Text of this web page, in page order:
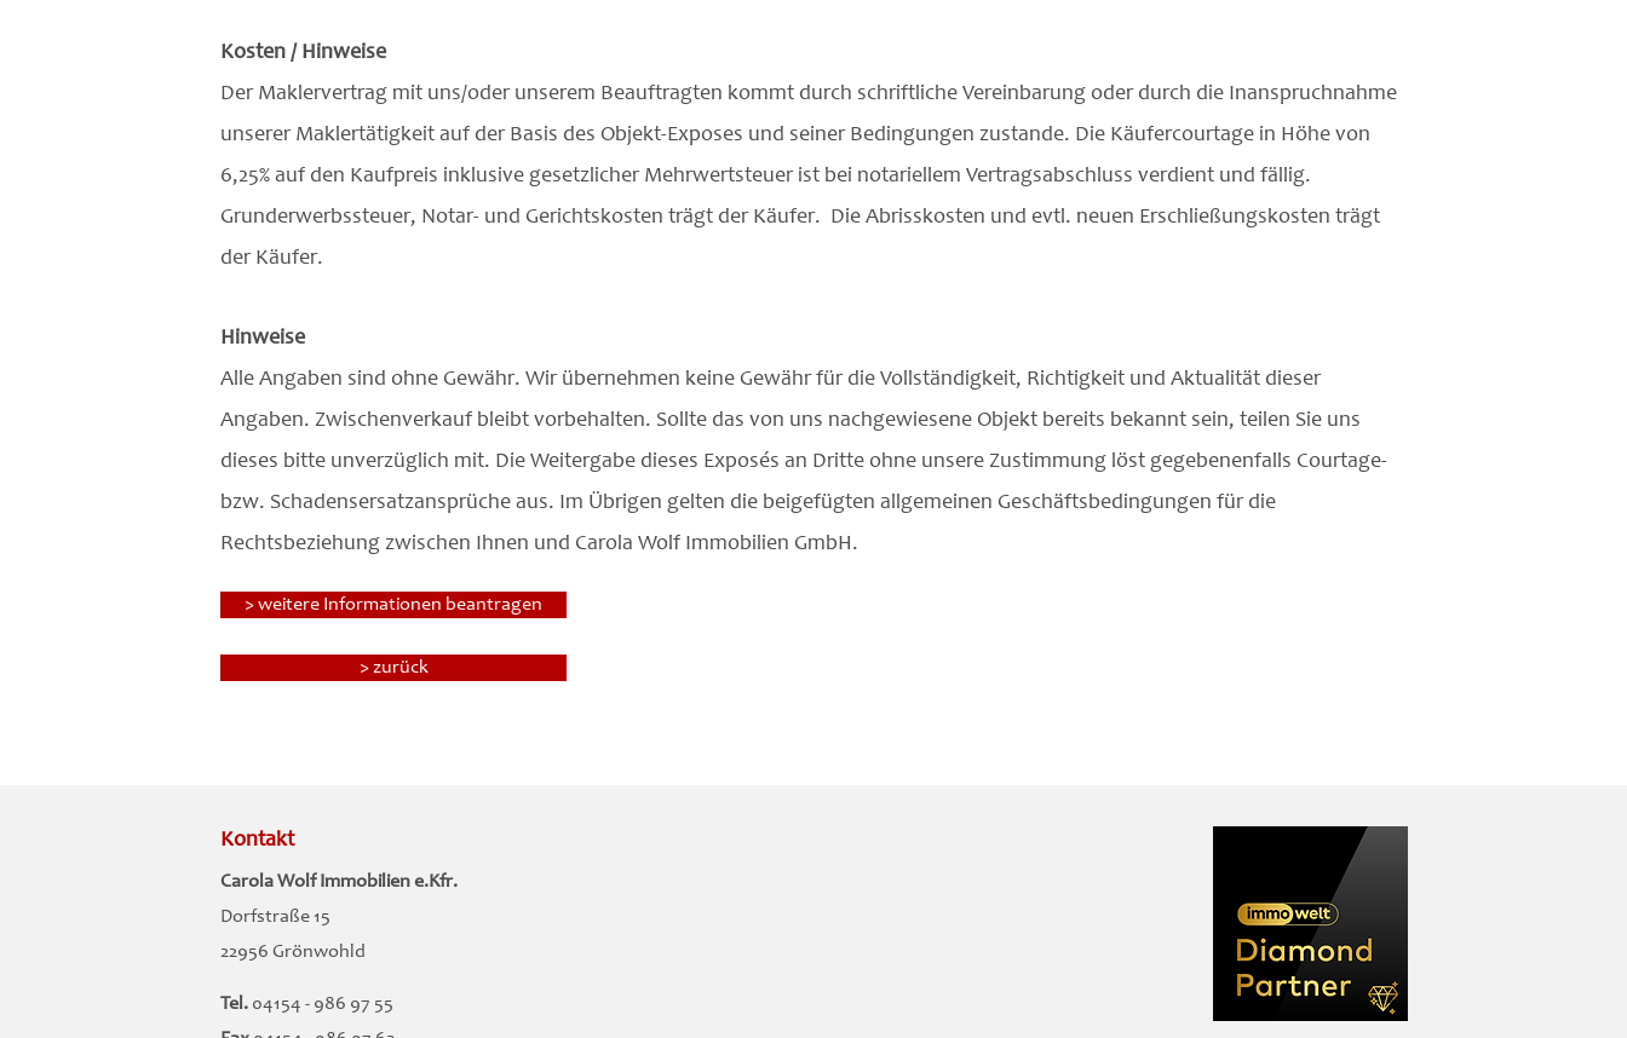
Kosten / Hinweise
Der Maklervertrag mit uns/oder unserem Beauftragten kommt durch schriftliche Vereinbarung oder durch die Inanspruchnahme
unserer Maklertätigkeit auf der Basis des Objekt-Exposes und seiner Bedingungen zustande. Die Käufercourtage in Höhe von
6,25% auf den Kaufpreis inklusive gesetzlicher Mehrwertsteuer ist bei notariellem Vertragsabschluss verdient und fällig.
Grunderwerbssteuer, Notar- und Gerichtskosten trägt der Käufer. Die Abrisskosten und evtl. neuen Erschließungskosten trägt
der Käufer.
Hinweise
Alle Angaben sind ohne Gewähr. Wir übernehmen keine Gewähr für die Vollständigkeit, Richtigkeit und Aktualität dieser
Angaben. Zwischenverkauf bleibt vorbehalten. Sollte das von uns nachgewiesene Objekt bereits bekannt sein, teilen Sie uns
dieses bitte unverzüglich mit. Die Weitergabe dieses Exposés an Dritte ohne unsere Zustimmung löst gegebenenfalls Courtage-
bzw. Schadensersatzansprüche aus. Im Übrigen gelten die beigefügten allgemeinen Geschäftsbedingungen für die
Rechtsbeziehung zwischen Ihnen und Carola Wolf Immobilien GmbH.
> weitere Informationen beantragen
> zurück
Kontakt
Carola Wolf Immobilien e.Kfr.
Dorfstraße 15
22956 Grönwohld
Tel. 04154 - 986 97 55